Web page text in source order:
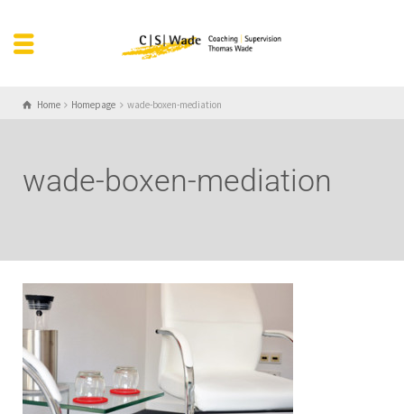
Home Homepage wade-boxen-mediation
wade-boxen-mediation